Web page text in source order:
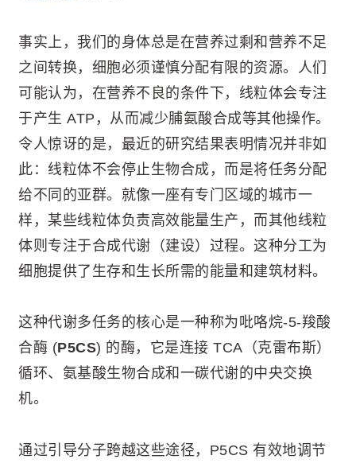
事实上，我们的身体总是在营养过剩和营养不足
之间转换，细胞必须谨慎分配有限的资源。人们
可能认为，在营养不良的条件下，线粒体会专注
于产生 ATP，从而减少脯氨酸合成等其他操作。
令人惊讶的是，最近的研究结果表明情况并非如
此：线粒体不会停止生物合成，而是将任务分配
给不同的亚群。就像一座有专门区域的城市一
样，某些线粒体负责高效能量生产，而其他线粒
体则专注于合成代谢（建设）过程。这种分工为
细胞提供了生存和生长所需的能量和建筑材料。
这种代谢多任务的核心是一种称为吡咯烷-5-羧酸
合酶 (P5CS) 的酶，它是连接 TCA（克雷布斯）
循环、氨基酸生物合成和一碳代谢的中央交换
机。
通过引导分子跨越这些途径，P5CS 有效地调节